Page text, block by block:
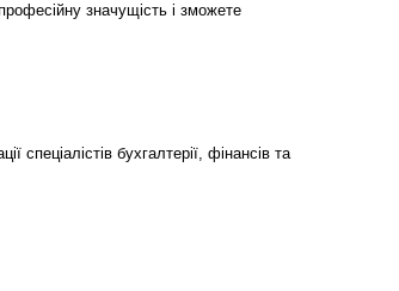
значущість і зможете
бухгалтерії, фінансів та